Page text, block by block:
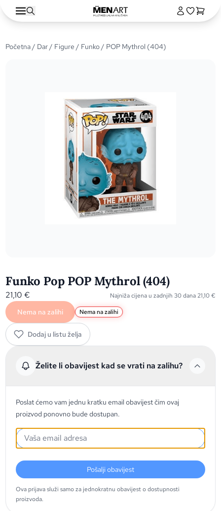
Početna/ Dar/ Figure / Funko/ POP Mythrol (404)
Funko Pop POP Mythrol (404)
21,10€ Najniža cijena u zadnjih 30 dana 21,10€
Nema na zalihi Nema na zalihi
Dodaj u listu želja
Želite li obavijest kad se vrati na zalihu?
Poslat ćemo vam jednu kratku email obavijest čim ovaj
proizvod ponovno bude dostupan.
Pošalji obavijest
Ova prijava služi samo za jednokratnu obavijest o dostupnosti
proizvoda.